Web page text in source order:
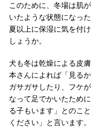
このために、冬場は肌
いたような状態になっ
夏以上に保湿に気を付
しょうか。
犬も冬は乾燥による皮
本さんによれば「見る
ガサガサしたり、フケ
なって足でかいたため
る子もいます」とのこ
ください」と言います。